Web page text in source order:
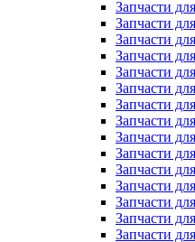
Запчасти
Запчасти
Запчасти
Запчасти
Запчасти
Запчасти
Запчасти
Запчасти
Запчасти
Запчасти
Запчасти
Запчасти
Запчасти
Запчасти
Запчасти